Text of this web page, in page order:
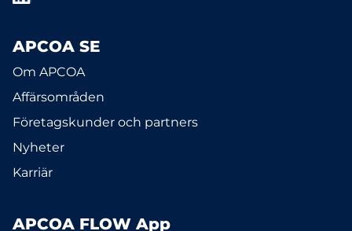
APCOA SE
Om APCOA
Affärsområden
Företagskunder och partners
Nyheter
Karriär
APCOA FLOW App